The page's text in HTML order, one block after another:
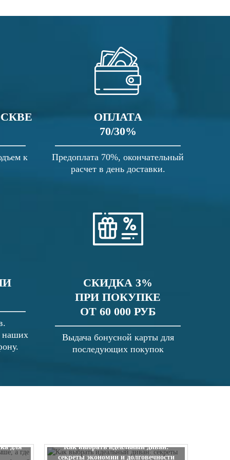
к
ОПЛАТА
70/30%
Предоплата 70%, окончательный
расчет в день доставки.
наших
СКИДКА 3%
ПРИ ПОКУПКЕ
ОТ 60 000 РУБ
Выдача бонусной карты для
последующих покупок
для
Как выбрать идеальный диван:
секреты экономии и долговечности